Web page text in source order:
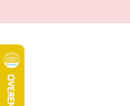
na